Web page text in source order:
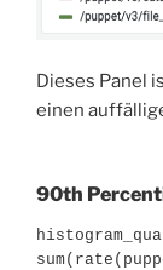
Dieses Panel
einen
90th